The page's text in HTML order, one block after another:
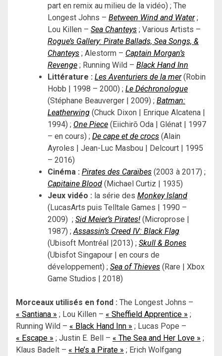
part en remix au milieu de la vidéo) ; The
Longest Johns – Between Wind and Water;
Lou Killen – Sea Chanteys ; Various Artists –
Rogue’s Gallery: Pirate Ballads, Sea Songs, &
Chanteys ; Alestorm – Captain Morgan’s
Revenge ; Running Wild – Black Hand Inn
Littérature : Les Aventuriers de la mer(Robin
Hobb | 1998 – 2000) ; Le Déchronologue
(Stéphane Beauverger | 2009) ; Batman:
Leatherwing (Chuck Dixon | Enrique Alcatena |
1994) ; One Piece (Eiichirō Oda | Glénat | 1997
– en cours) ; De cape et de crocs (Alain
Ayroles | Jean-Luc Masbou | Delcourt | 1995
– 2016)
Cinéma : Pirates des Caraïbes (2003 à 2017) ;
Capitaine Blood (Michael Curtiz | 1935)
Jeux vidéo : la série des Monkey Island
(LucasArts puis Telltale Games | 1990 –
2009) ; Sid Meier’s Pirates! (Microprose |
1987) ; Assassin’s Creed IV: Black Flag
(Ubisoft Montréal |2013) ; Skull & Bones
(Ubisfot Singapour | en cours de
développement) ; Sea of Thieves (Rare | Xbox
Game Studios | 2018)
Morceaux utilisés en fond : The Longest Johns –
« Santiana » ; Lou Killen – « Sheffield Apprentice » ;
Running Wild – « Black Hand Inn » ; Lucas Pope –
« Escape » ; Justin E. Bell – « The Sea and Her Love » ;
Klaus Badelt – « He’s a Pirate » ; Erich Wolfgang